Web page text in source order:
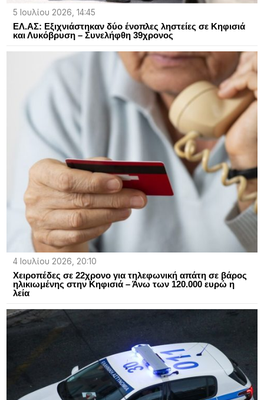
5 Ιουλίου 2026, 14:45
ΕΛ.ΑΣ: Εξιχνιάστηκαν δύο ένοπλες ληστείες σε Κηφισιά
και Λυκόβρυση – Συνελήφθη 39χρονος
4 Ιουλίου 2026, 20:10
Χειροπέδες σε 22χρονο για τηλεφωνική απάτη σε βάρος
ηλικιωμένης στην Κηφισιά – Άνω των 120.000 ευρώ η
λεία